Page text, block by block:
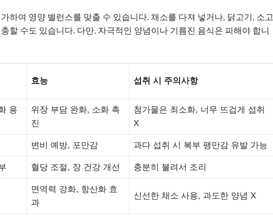
하여 영양 밸런스를 맞출 수 있습니다. 채소를 다져 넣거나, 닭고기, 소고
할 수도 있습니다. 다만, 자극적인 양념이나 기름진 음식은 피해야 합니
효능 섭취 시 주의사항
용
위장 부담 완화, 소화 촉
진
첨가물은 최소화, 너무 뜨겁게 섭취
X
변비 예방, 포만감 과다 섭취 시 복부 팽만감 유발 가능
혈당 조절, 장 건강 개선 충분히 불려서 조리
면역력 강화, 항산화 효
과
신선한 채소 사용, 과도한 양념 X